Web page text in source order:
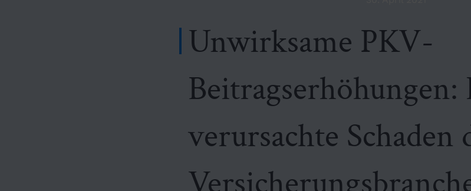
Unwirksame PKV-
Beitragserhöhungen:
verursachte Schaden